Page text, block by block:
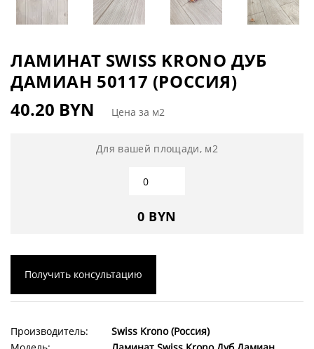
ЛАМИНАТ SWISS KRONO ДУБ
ДАМИАН 50117 (РОССИЯ)
40.20 BYN
Цена за м2
Для вашей площади, м2
0 BYN
Получить консультацию
Производитель:
Swiss Krono (Россия)